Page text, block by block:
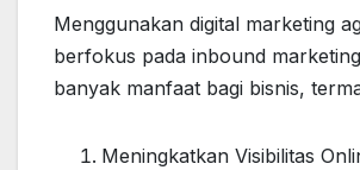
Menggunakan digital marketing
berfokus pada inbound
banyak manfaat bagi bisnis,
Meningkatkan Visibilitas